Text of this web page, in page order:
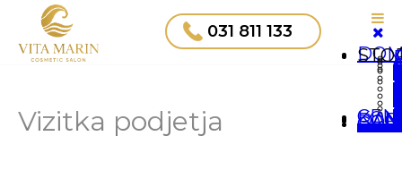
031 811 133
DARILNI
Vizitka podjetja